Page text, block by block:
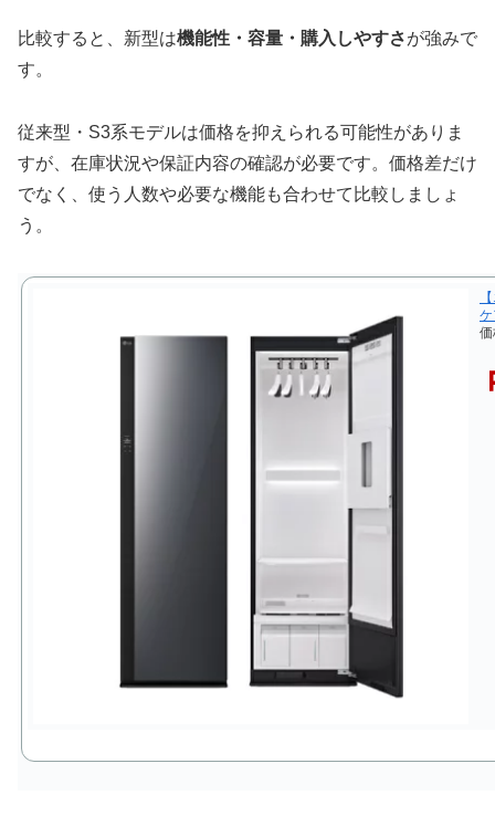
比較すると、新型は機能性・容量・購入しやすさが強みで
す。
従来型・S3系モデルは価格を抑えられる可能性がありま
すが、在庫状況や保証内容の確認が必要です。価格差だけ
でなく、使う人数や必要な機能も合わせて比較しましょ
う。